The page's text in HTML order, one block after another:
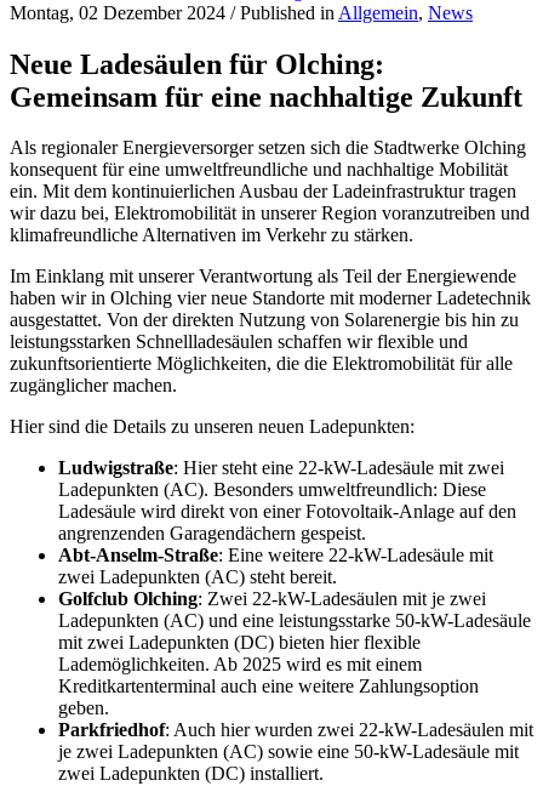
Montag, 02 Dezember 2024 /Published in Allgemein, News
Neue Ladesäulen für Olching:
Gemeinsam für eine nachhaltige Zukunft
Als regionaler Energieversorger setzen sich die Stadtwerke Olching
konsequent für eine umweltfreundliche und nachhaltige Mobilität
ein. Mit dem kontinuierlichen Ausbau der Ladeinfrastruktur tragen
wir dazu bei, Elektromobilität in unserer Region voranzutreiben und
klimafreundliche Alternativen im Verkehr zu stärken.
Im Einklang mit unserer Verantwortung als Teil der Energiewende
haben wir in Olching vier neue Standorte mit moderner Ladetechnik
ausgestattet. Von der direkten Nutzung von Solarenergie bis hin zu
leistungsstarken Schnellladesäulen schaffen wir flexible und
zukunftsorientierte Möglichkeiten, die die Elektromobilität für alle
zugänglicher machen.
Hier sind die Details zu unseren neuen Ladepunkten:
Ludwigstraße: Hier steht eine 22-kW-Ladesäule mit zwei
Ladepunkten (AC). Besonders umweltfreundlich: Diese
Ladesäule wird direkt von einer Fotovoltaik-Anlage auf den
angrenzenden Garagendächern gespeist.
Abt-Anselm-Straße: Eine weitere 22-kW-Ladesäule mit
zwei Ladepunkten (AC) steht bereit.
Golfclub Olching: Zwei 22-kW-Ladesäulen mit je zwei
Ladepunkten (AC) und eine leistungsstarke 50-kW-Ladesäule
mit zwei Ladepunkten (DC) bieten hier flexible
Lademöglichkeiten. Ab 2025 wird es mit einem
Kreditkartenterminal auch eine weitere Zahlungsoption
geben.
Parkfriedhof: Auch hier wurden zwei 22-kW-Ladesäulen mit
je zwei Ladepunkten (AC) sowie eine 50-kW-Ladesäule mit
zwei Ladepunkten (DC) installiert.